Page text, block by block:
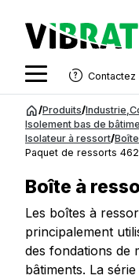
contenu
Contactez
/Produits/Industrie
Isolement bas de
Isolateur à ressort/
Paquet de ressorts
Boîte à
Les boîtes à
principalement
des fondations de
bâtiments. La